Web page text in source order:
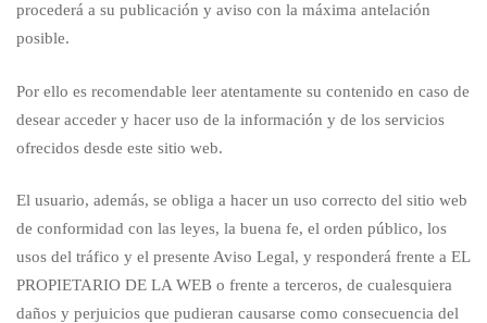
procederá a su publicación y aviso con la máxima antelación
posible.
Por ello es recomendable leer atentamente su contenido en caso de
desear acceder y hacer uso de la información y de los servicios
ofrecidos desde este sitio web.
El usuario, además, se obliga a hacer un uso correcto del sitio web
de conformidad con las leyes, la buena fe, el orden público, los
usos del tráfico y el presente Aviso Legal, y responderá frente a EL
PROPIETARIO DE LA WEB o frente a terceros, de cualesquiera
daños y perjuicios que pudieran causarse como consecuencia del